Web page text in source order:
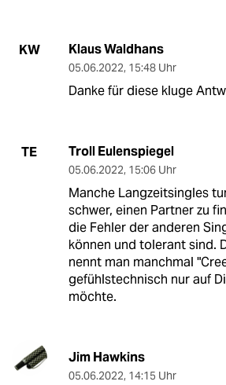
KW Klaus Waldhans
05.06.2022, 15:48 Uhr
Danke für diese kluge
TE Troll Eulenspiegel
05.06.2022, 15:06 Uhr
Manche Langzeitsingles
schwer, einen Partner zu
die Fehler der anderen
können und tolerant sind.
nennt man manchmal
gefühlstechnisch nur auf
möchte.
Jim Hawkins
05.06.2022, 14:15 Uhr